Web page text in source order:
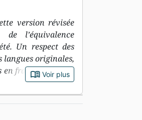
version révisée
l’équivalence
Un respect des
langues originales,
français par des
book_open Voir plus